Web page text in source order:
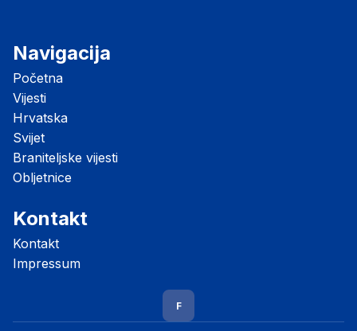
Navigacija
Početna
Vijesti
Hrvatska
Svijet
Braniteljske vijesti
Obljetnice
Kontakt
Kontakt
Impressum
F